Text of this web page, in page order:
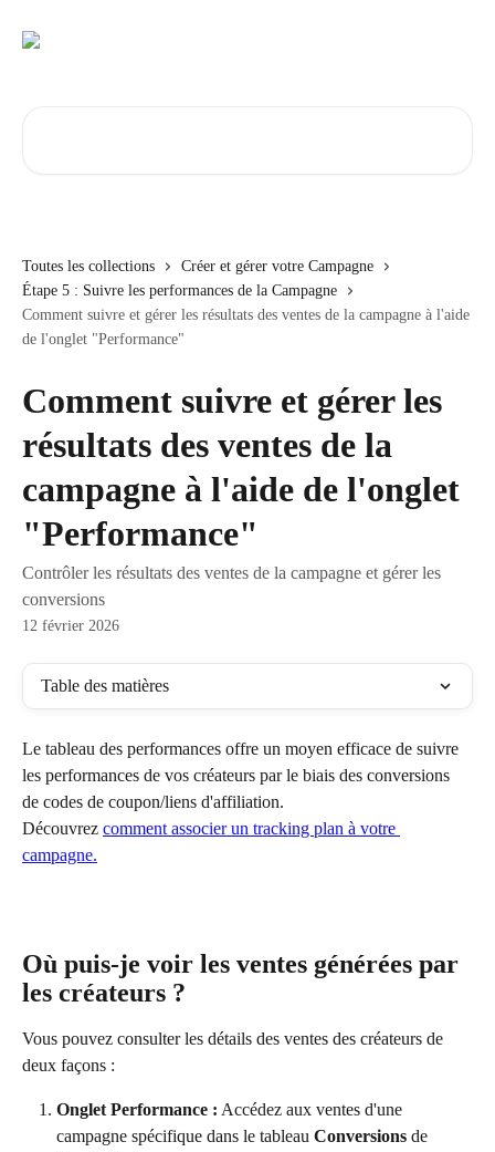
Toutes les collections
Créer et gérer votre Campagne
Étape 5 : Suivre les performances de la Campagne
Comment suivre et gérer les résultats des ventes de la campagne à l'aide
de l'onglet "Performance"
Comment suivre et gérer les
résultats des ventes de la
campagne à l'aide de l'onglet
"Performance"
Contrôler les résultats des ventes de la campagne et gérer les
conversions
12 février 2026
Table des matières
Le tableau des performances offre un moyen efficace de suivre
les performances de vos créateurs par le biais des conversions
de codes de coupon/liens d'affiliation.
Découvrez comment associer un tracking plan à votre
campagne.
Où puis-je voir les ventes générées par
les créateurs ?
Vous pouvez consulter les détails des ventes des créateurs de
deux façons :
Onglet Performance : Accédez aux ventes d'une
campagne spécifique dans le tableau Conversions de